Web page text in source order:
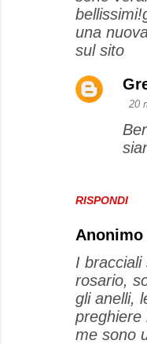
una
sul sito
RISPONDI
20
Anonimo
I bracciali
rosario,
gli anelli,
preghiere
me sono